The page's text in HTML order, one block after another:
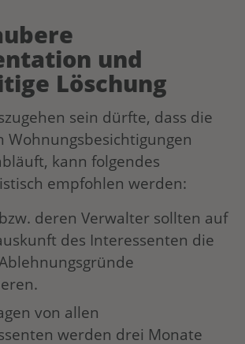
und
Löschung
sein dürfte, dass die
Wohnungsbesichtigungen
kann folgendes
empfohlen werden:
deren Verwalter sollten auf
des Interessenten die
von allen
werden drei Monate